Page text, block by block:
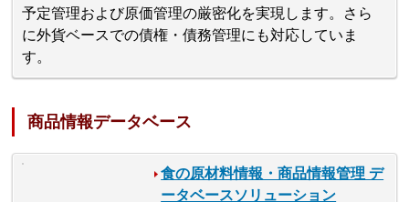
予定管理および原価管理の厳密化を実現します。さら
に外貨ベースでの債権・債務管理にも対応していま
す。
商品情報データベース
食の原材料情報・商品情報管理 デ
ータベースソリューション